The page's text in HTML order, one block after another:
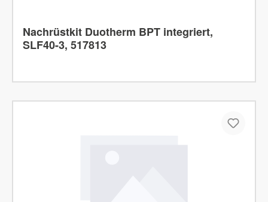
Nachrüstkit Duotherm BPT integriert,
SLF40-3, 517813